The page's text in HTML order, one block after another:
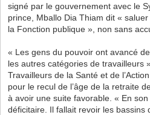
signé par le gouvernement avec le
prince, Mballo Dia Thiam dit «
la Fonction publique », non sans
« Les gens du pouvoir ont avancé
les autres catégories de travailleurs
Travailleurs de la Santé et de
pour le recul de l’âge de la retraite
à avoir une suite favorable. « En
déficitaire. Il fallait revoir les bassins